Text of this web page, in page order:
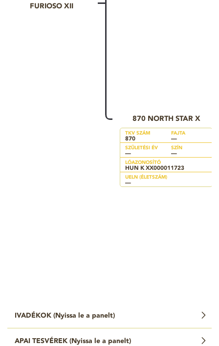
FURIOSO XII
870 NORTH STAR X
TKV SZÁM
870
FAJTA
—
SZÜLETÉSI ÉV
—
SZÍN
—
LÓAZONOSÍTÓ
HUN K XX000011723
UELN (ÉLETSZÁM)
—
IVADÉKOK ( Nyissa le a panelt)
APAI TESVÉREK ( Nyissa le a panelt)